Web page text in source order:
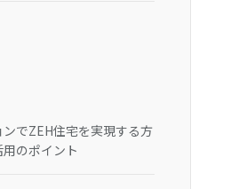
ンでZEH住宅を実現する方
のポイント